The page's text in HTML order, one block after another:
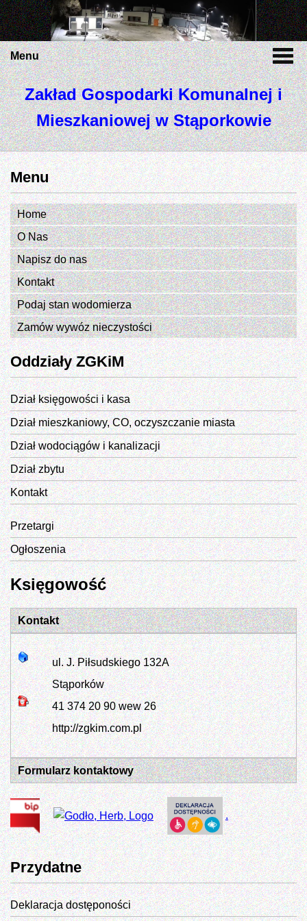
Menu
Zakład Gospodarki Komunalnej i
Mieszkaniowej w Stąporkowie
Menu
Home
O Nas
Napisz do nas
Kontakt
Podaj stan wodomierza
Zamów wywóz nieczystości
Oddziały ZGKiM
Dział księgowości i kasa
Dział mieszkaniowy, CO, oczyszczanie miasta
Dział wodociągów i kanalizacji
Dział zbytu
Kontakt
Przetargi
Ogłoszenia
Księgowość
Kontakt
ul. J. Piłsudskiego 132A
Stąporków
41 374 20 90 wew 26
http://zgkim.com.pl
Formularz kontaktowy
.
Przydatne
Deklaracja dostęponości